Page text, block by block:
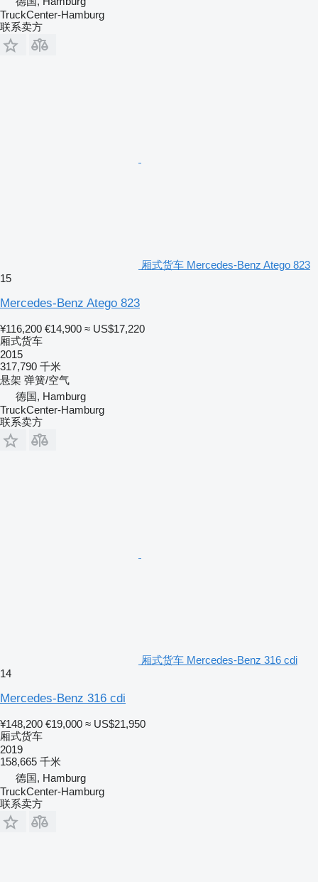
TruckCenter-Hamburg
联系卖方
厢式货车 Mercedes-Benz Atego 823
15
Mercedes-Benz Atego 823
¥116,200 €14,900 ≈ US$17,220
厢式货车
2015
317,790 千米
悬架 弹簧/空气
德国, Hamburg
TruckCenter-Hamburg
联系卖方
厢式货车 Mercedes-Benz 316 cdi
14
Mercedes-Benz 316 cdi
¥148,200 €19,000 ≈ US$21,950
厢式货车
2019
158,665 千米
德国, Hamburg
TruckCenter-Hamburg
联系卖方